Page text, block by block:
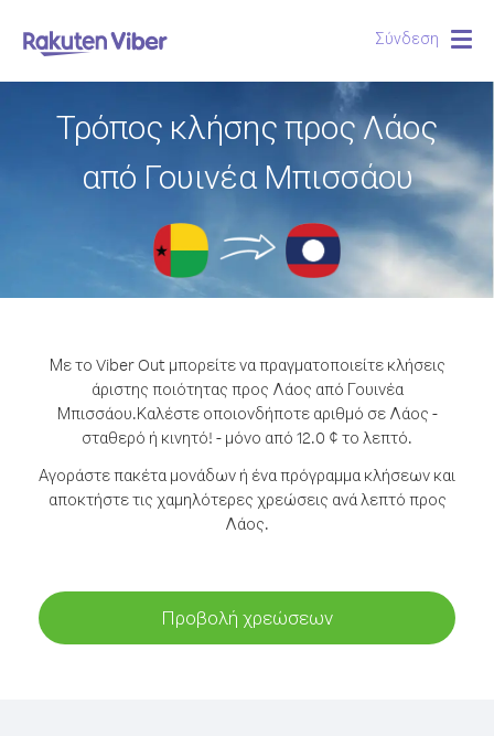
Σύνδεση
Τρόπος κλήσης προς Λάος
από Γουινέα Μπισσάου
Με το Viber Out μπορείτε να πραγματοποιείτε κλήσεις
άριστης ποιότητας προς Λάος από Γουινέα
Μπισσάου.Καλέστε οποιονδήποτε αριθμό σε Λάος -
σταθερό ή κινητό! - μόνο από 12.0 ¢ το λεπτό.
Αγοράστε πακέτα μονάδων ή ένα πρόγραμμα κλήσεων και
αποκτήστε τις χαμηλότερες χρεώσεις ανά λεπτό προς
Λάος.
Προβολή χρεώσεων